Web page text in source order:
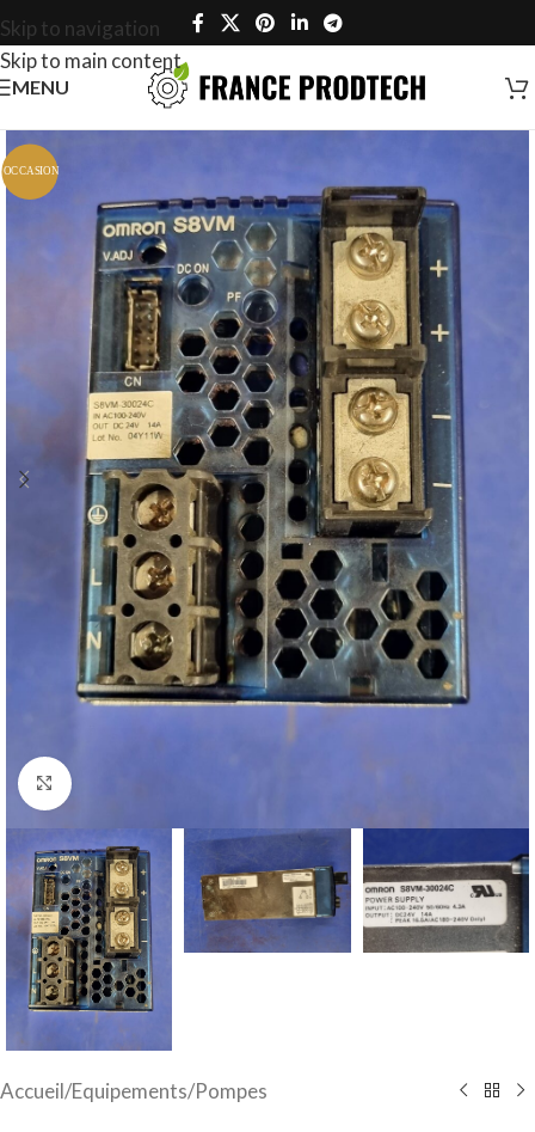
Skip to navigation
Skip to main content
MENU
Click to enlarge
Accueil/Equipements/Pompes